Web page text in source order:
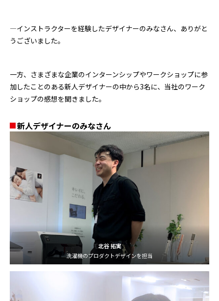
―インストラクターを経験したデザイナーのみなさん、ありがと
うございました。
一方、さまざまな企業のインターンシップやワークショップに参
加したことのある新人デザイナーの中から3名に、当社のワーク
ショップの感想を聞きました。
新人デザイナーのみなさん
北谷 拓実
洗濯機のプロダクトデザインを担当